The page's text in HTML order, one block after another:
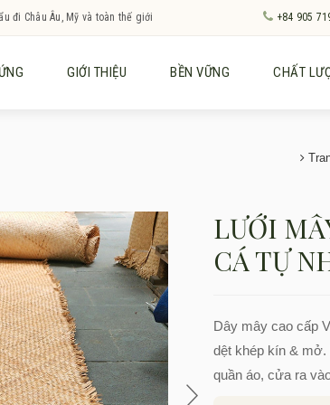
đi Châu Âu, Mỹ và toàn thế giới +84 905
GIỚI THIỆU BỀN VỮNG CHẤT
LƯỚI
CÁ TỰ
Dây mây cao cấp
dệt khép kín & mở.
quần áo, cửa ra